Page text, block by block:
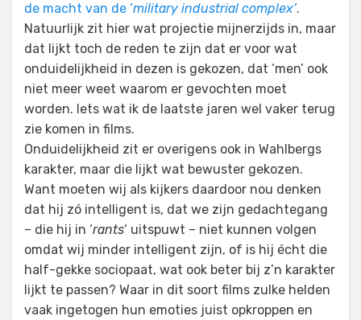
de macht van de ‘military industrial complex’.
Natuurlijk zit hier wat projectie mijnerzijds in, maar
dat lijkt toch de reden te zijn dat er voor wat
onduidelijkheid in dezen is gekozen, dat ‘men’ ook
niet meer weet waarom er gevochten moet
worden. Iets wat ik de laatste jaren wel vaker terug
zie komen in films.
Onduidelijkheid zit er overigens ook in Wahlbergs
karakter, maar die lijkt wat bewuster gekozen.
Want moeten wij als kijkers daardoor nou denken
dat hij zó intelligent is, dat we zijn gedachtegang
– die hij in ‘rants‘ uitspuwt – niet kunnen volgen
omdat wij minder intelligent zijn, of is hij écht die
half-gekke sociopaat, wat ook beter bij z’n karakter
lijkt te passen? Waar in dit soort films zulke helden
vaak ingetogen hun emoties juist opkroppen en